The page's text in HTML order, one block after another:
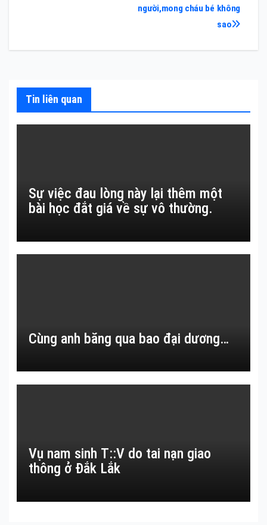
người,mong cháu bé không
sao
Tin liên quan
Sự việc đau lòng này lại thêm một
bài học đắt giá về sự vô thường.
Cùng anh băng qua bao đại dương…
Vụ nam sinh T::V do tai nạn giao
thông ở Đắk Lắk